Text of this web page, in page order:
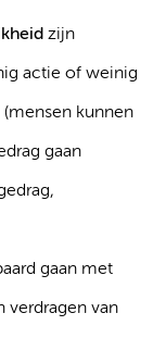
zijn
actie of weinig
kunnen
gaan
gaan met
verdragen van